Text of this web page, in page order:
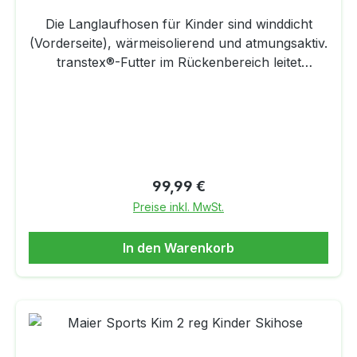
Die Langlaufhosen für Kinder sind winddicht
(Vorderseite), wärmeisolierend und atmungsaktiv.
transtex®-Futter im Rückenbereich leitet
Wege-ZipReflektorenMaterial:48 %
Polyamid/Nylon, 43 % Polyester, 9 % Elastan100
% Polytetrafluorethylen81 % Polyester, 10 %
Baumwolle, 9 % Polypropylen
Regulärer Preis:
99,99 €
Preise inkl. MwSt.
In den Warenkorb